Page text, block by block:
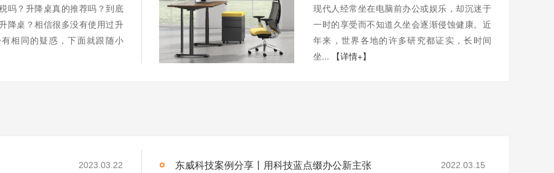
吗？升降桌真的推荐吗？到底
降桌？相信很多没有使用过升
相同的疑惑，下面就跟随小
现代人经常坐在电脑前办公或娱乐，却沉迷于
一时的享受而不知道久坐会逐渐侵蚀健康。近
年来，世界各地的许多研究都证实，长时间
坐...
【详情+】
2023.03.22 东威科技案例分享丨用科技蓝点缀办公新主张 2022.03.15